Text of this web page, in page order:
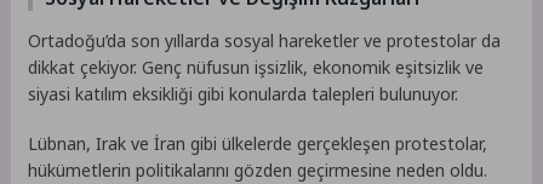
Ortadoğu’da son yıllarda sosyal hareketler ve protestolar da
dikkat çekiyor. Genç nüfusun işsizlik, ekonomik eşitsizlik ve
siyasi katılım eksikliği gibi konularda talepleri bulunuyor.
Lübnan, Irak ve İran gibi ülkelerde gerçekleşen protestolar,
hükümetlerin politikalarını gözden geçirmesine neden oldu.